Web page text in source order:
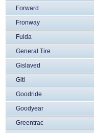
Forward
Fronway
Fulda
General Tire
Gislaved
Giti
Goodride
Goodyear
Greentrac